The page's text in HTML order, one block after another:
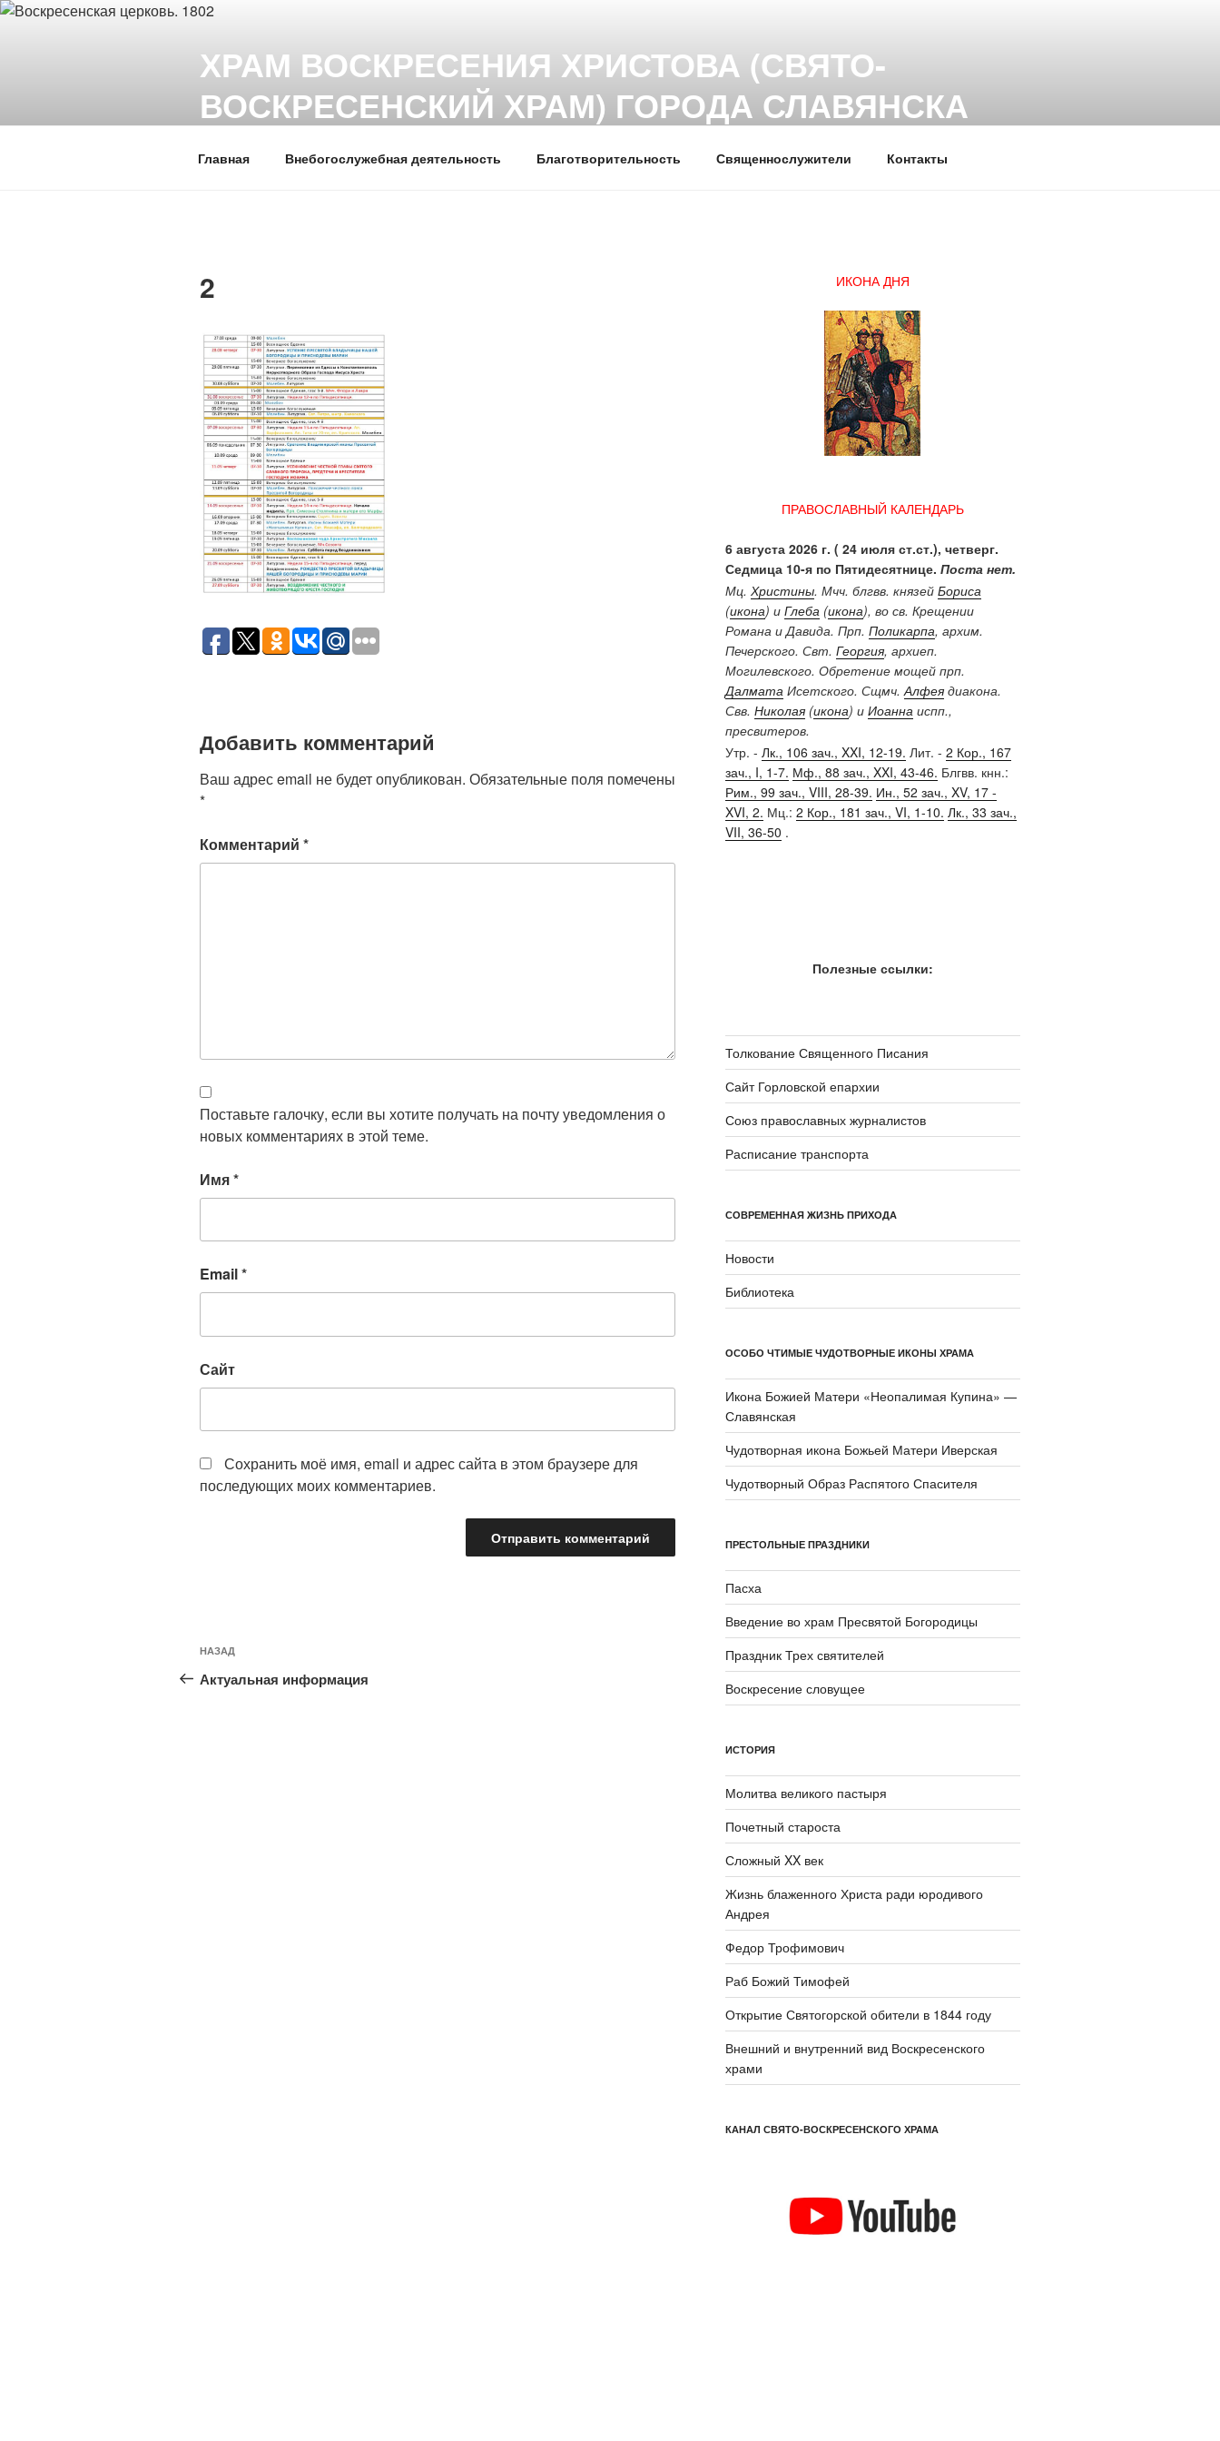
Перейти
ХРАМ ВОСКРЕСЕНИЯ ХРИСТОВА (СВЯТО-
ВОСКРЕСЕНСКИЙ ХРАМ) ГОРОДА СЛАВЯНСКА
Главная Внебогослужебная деятельность Благотворительность Священнослужители Контакты
2
Добавить комментарий
Ваш адрес email не будет опубликован. Обязательные поля помечены
*
Комментарий *
Поставьте галочку, если вы хотите получать на почту уведомления о
новых комментариях в этой теме.
Имя*
Email*
Сайт
Сохранить моё имя, email и адрес сайта в этом браузере для
последующих моих комментариев.
Навигация
по
записям
Предыдущая
запись:
НАЗАД
Актуальная информация
ИКОНА ДНЯ
ПРАВОСЛАВНЫЙ КАЛЕНДАРЬ
6 августа 2026 г. ( 24 июля ст.ст.), четверг.
Седмица 10-я по Пятидесятнице. Поста нет.
Мц. Христины. Мчч. блгвв. князей Бориса
(икона) и Глеба(икона), во св. Крещении
Романа и Давида. Прп. Поликарпа, архим.
Печерского. Свт. Георгия, архиеп.
Могилевского. Обретение мощей прп.
ДалматаИсетского. Сщмч.Алфеядиакона.
Свв. Николая(икона) и Иоаннаиспп.,
пресвитеров.
Утр. - Лк., 106 зач., XXI, 12-19. Лит. - 2 Кор., 167
зач., I, 1-7. Мф., 88 зач., XXI, 43-46. Блгвв. кнн.:
Рим., 99 зач., VIII, 28-39. Ин., 52 зач., XV, 17 -
XVI, 2. Мц.: 2 Кор., 181 зач., VI, 1-10. Лк., 33 зач.,
VII, 36-50 .
Полезные ссылки:
Толкование Священного Писания
Сайт Горловской епархии
Союз православных журналистов
Расписание транспорта
СОВРЕМЕННАЯ ЖИЗНЬ ПРИХОДА
Новости
Библиотека
ОСОБО ЧТИМЫЕ ЧУДОТВОРНЫЕ ИКОНЫ ХРАМА
Икона Божией Матери «Неопали­мая Купина» —
Славянская
Чудотворная икона Божьей Матери Иверская
Чудотворный Образ Распятого Спасителя
ПРЕСТОЛЬНЫЕ ПРАЗДНИКИ
Пасха
Введение во храм Пресвятой Богородицы
Праздник Трех святителей
Воскресение словущее
ИСТОРИЯ
Молитва великого пастыря
Почетный староста
Сложный XX век
Жизнь блаженного Христа ради юродивого
Андрея
Федор Трофимович
Раб Божий Тимофей
Открытие Святогорской обители в 1844 году
Внешний и внутренний вид Воскресенского
храми
КАНАЛ СВЯТО-ВОСКРЕСЕНСКОГО ХРАМА